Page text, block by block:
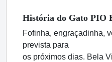
História do Gato PIO
Fofinha, engraçadinha,
prevista para
os próximos dias. Bela